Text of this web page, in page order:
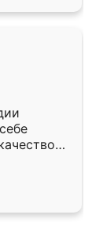
почти